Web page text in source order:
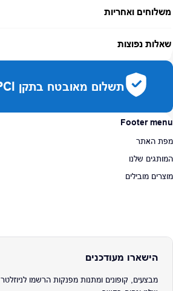
משלוחים ואחריות
זמן אספקה: עד 7 ימי עסקים
שאלות נפוצות
כמה זמן משלוח?
האם ניתן לחלק תשלומים?כן, עד 10 תשלומים ללא ריבית.
תשלום מאובטח בתקן PCI
Footer menu
מפת האתר
המותגים שלנו
מוצרים מובילים
הישארו מעודכנים
מבצעים, קופונים ומתנות מפנקות הרשמו לניוזלטר